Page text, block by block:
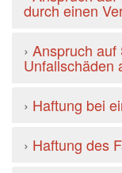
durch einen
› Anspruch auf
Unfallschäden
› Haftung bei
› Haftung des